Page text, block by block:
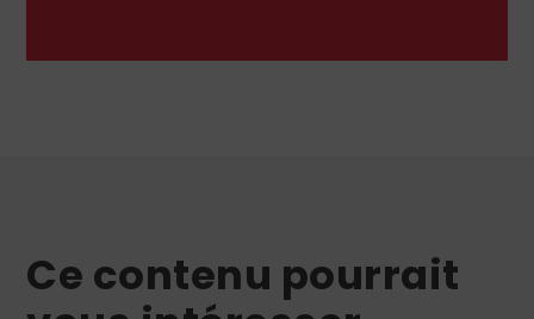
Ce contenu pourrait